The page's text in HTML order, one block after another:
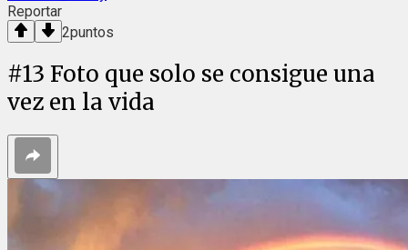
Reportar
2puntos
#13 Foto que solo se consigue una
vez en la vida